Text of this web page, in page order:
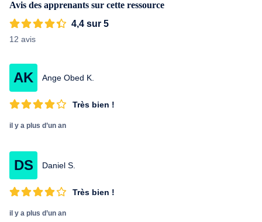
Avis des apprenants sur cette ressource
4,4 sur 5
12 avis
AK Ange Obed K.
Très bien !
il y a plus d’un an
DS Daniel S.
Très bien !
il y a plus d’un an